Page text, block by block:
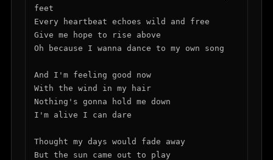
feet
Every heartbeat echoes wild and free
Give me hope to rise above
Oh because I wanna dance to my own song
And I'm feeling good now
With the wind in my hair
Nothing's gonna hold me down
I'm alive I can dare
Thought my days would fade away
But the sun came out to play